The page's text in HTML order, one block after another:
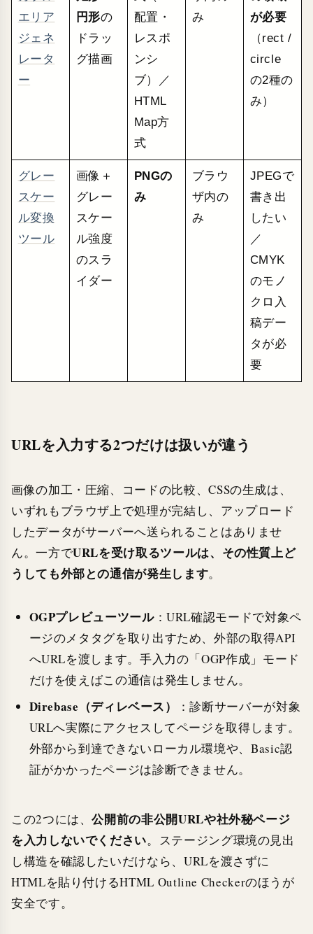
エリア
ジェネ
レータ
ー
円形の
ドラッ
グ描画
配置・
レスポ
ンシ
ブ）／
HTML
Map方
式
み
が必要
（rect /
circle
の2種の
み）
グレー
スケー
ル変換
ツール
画像＋
グレー
スケー
ル強度
のスラ
イダー
PNGの
み
ブラウ
ザ内の
み
JPEGで
書き出
したい
／
CMYK
のモノ
クロ入
稿デー
タが必
要
URLを入力する2つだけは扱いが違う
画像の加工・圧縮、コードの比較、CSSの生成は、
いずれもブラウザ上で処理が完結し、アップロード
したデータがサーバーへ送られることはありませ
ん。一方でURLを受け取るツールは、その性質上ど
うしても外部との通信が発生します。
OGPプレビューツール：URL確認モードで対象ペ
ージのメタタグを取り出すため、外部の取得API
へURLを渡します。手入力の「OGP作成」モード
だけを使えばこの通信は発生しません。
Direbase（ディレベース）
：診断サーバーが対象
URLへ実際にアクセスしてページを取得します。
外部から到達できないローカル環境や、Basic認
証がかかったページは診断できません。
この2つには、公開前の非公開URLや社外秘ページ
を入力しないでください。ステージング環境の見出
し構造を確認したいだけなら、URLを渡さずに
HTMLを貼り付けるHTML Outline Checkerのほうが
安全です。